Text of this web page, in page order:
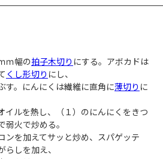
ｍ幅の拍子木切り にする。アボカドは
くし形切り にし、
す。にんにくは繊維に直角に薄切り に
イルを熱し、（１）のにんにくをきつ
弱火で炒める。
ンを加えてサッと炒め、スパゲッテ
らしを加え、